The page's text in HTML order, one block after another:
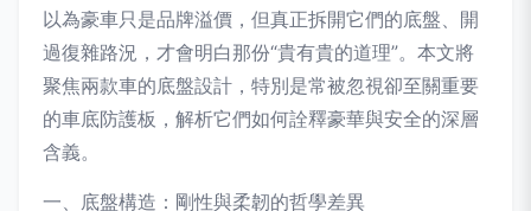
以為豪車只是品牌溢價，但真正拆開它們的底盤、開
過復雜路況，才會明白那份“貴有貴的道理”。本文將
聚焦兩款車的底盤設計，特別是常被忽視卻至關重要
的車底防護板，解析它們如何詮釋豪華與安全的深層
含義。
一、底盤構造：剛性與柔韌的哲學差異